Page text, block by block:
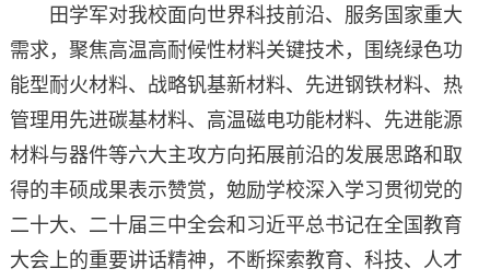
田学军对我校面向世界科技前沿、服务国家重大
需求，聚焦高温高耐候性材料关键技术，围绕绿色功
能型耐火材料、战略钒基新材料、先进钢铁材料、热
管理用先进碳基材料、高温磁电功能材料、先进能源
材料与器件等六大主攻方向拓展前沿的发展思路和取
得的丰硕成果表示赞赏，勉励学校深入学习贯彻党的
二十大、二十届三中全会和习近平总书记在全国教育
大会上的重要讲话精神，不断探索教育、科技、人才